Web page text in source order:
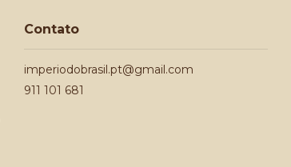
Contato
imperiodobrasil.pt@gmail.com
911 101 681